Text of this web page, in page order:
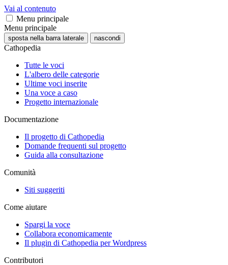
Vai al contenuto
Menu principale
Menu principale
sposta nella barra laterale nascondi
Cathopedia
Tutte le voci
L'albero delle categorie
Ultime voci inserite
Una voce a caso
Progetto internazionale
Documentazione
Il progetto di Cathopedia
Domande frequenti sul progetto
Guida alla consultazione
Comunità
Siti suggeriti
Come aiutare
Spargi la voce
Collabora economicamente
Il plugin di Cathopedia per Wordpress
Contributori